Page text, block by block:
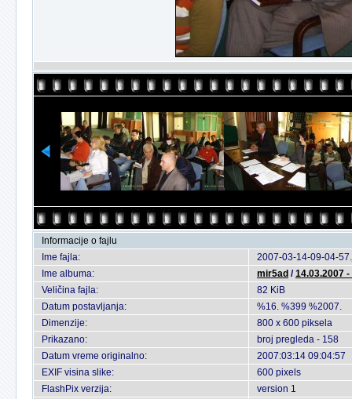
Informacije o fajlu
Ime fajla:
2007-03-14-09-04-
Ime albuma:
mir5ad /14.03.2007
Veličina fajla:
82 KiB
Datum postavljanja:
%16. %399 %2007.
Dimenzije:
800 x 600 piksela
Prikazano:
broj pregleda - 158
Datum vreme originalno:
2007:03:14 09:04:57
EXIF visina slike:
600 pixels
FlashPix verzija:
version 1